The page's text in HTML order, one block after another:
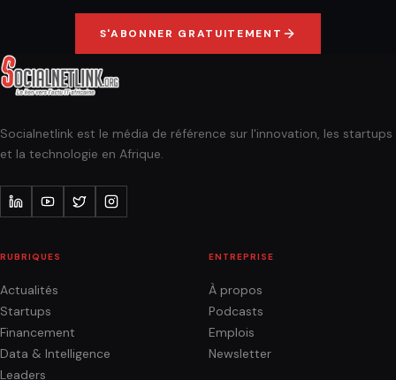
S'ABONNER GRATUITEMENT
Socialnetlink est le média de référence sur l'innovation, les startups
et la technologie en Afrique.
RUBRIQUES
Actualités
Startups
Financement
Data & Intelligence
Leaders
ENTREPRISE
À propos
Podcasts
Emplois
Newsletter